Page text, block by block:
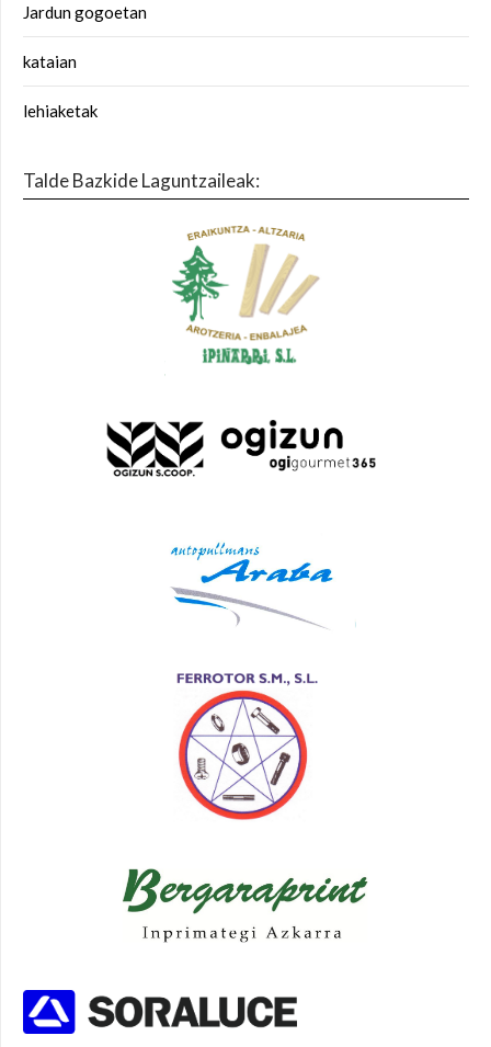
Jardun gogoetan
kataian
lehiaketak
Talde Bazkide Laguntzaileak: